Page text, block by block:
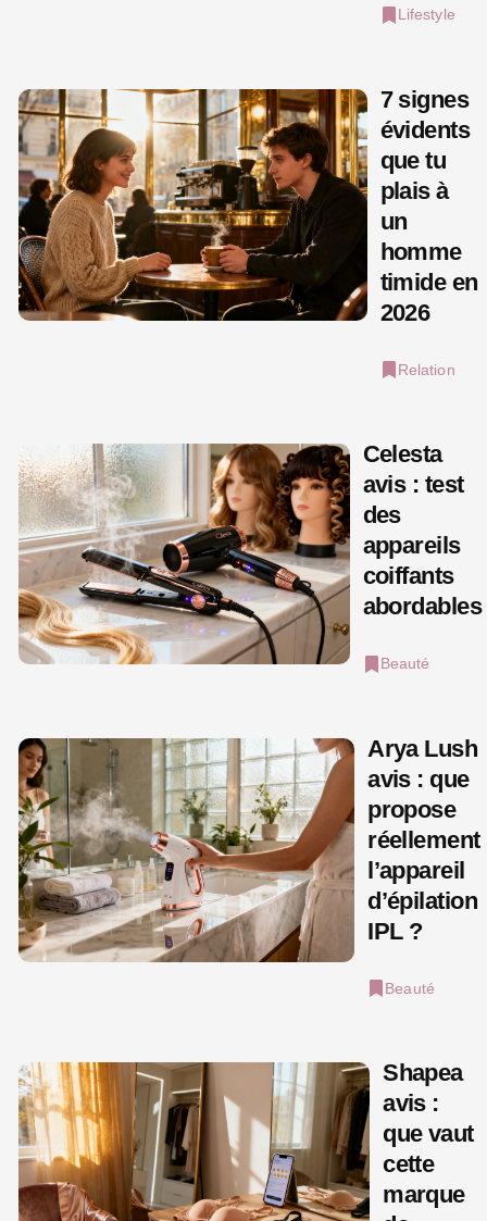
Lifestyle
7 signes
évidents
que tu
plais à
un
homme
timide en
2026
Relation
Celesta
avis : test
des
appareils
coiffants
abordables
Beauté
Arya Lush
avis : que
propose
réellement
l’appareil
d’épilation
IPL ?
Beauté
Shapea
avis :
que vaut
cette
marque